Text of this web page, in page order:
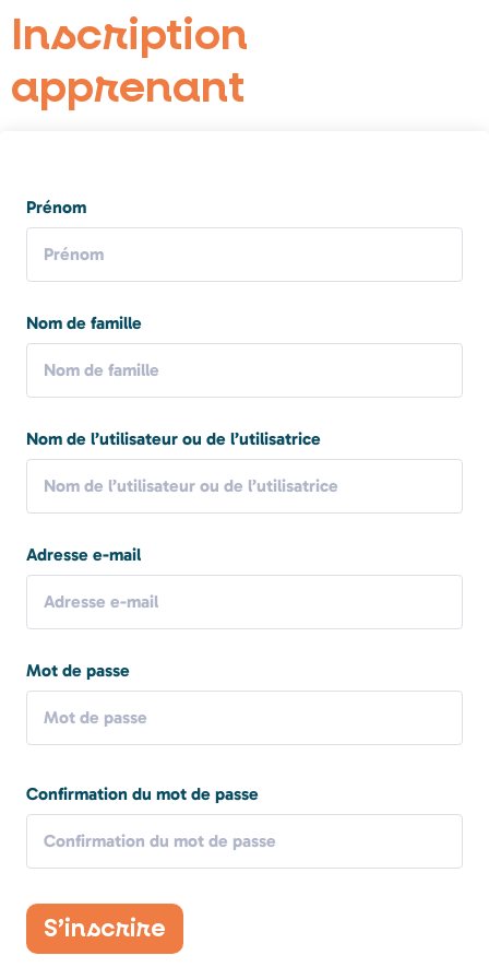
Inscription
apprenant
Prénom
Nom de famille
Nom de l’utilisateur ou de l’utilisatrice
Adresse e-mail
Mot de passe
Confirmation du mot de passe
S’inscrire